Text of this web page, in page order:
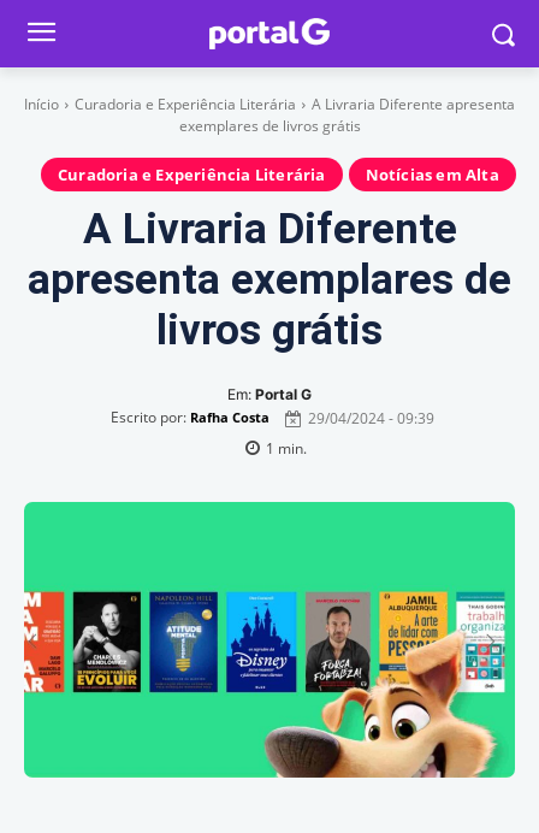
Início Curadoria e Experiência Literária
A Livraria Diferente apresenta
exemplares de livros grátis
Curadoria e Experiência Literária Notícias em Alta
A Livraria Diferente
apresenta exemplares de
livros grátis
Em: Portal G
Escrito por: Rafha Costa
29/04/2024 - 09:39
1 min.